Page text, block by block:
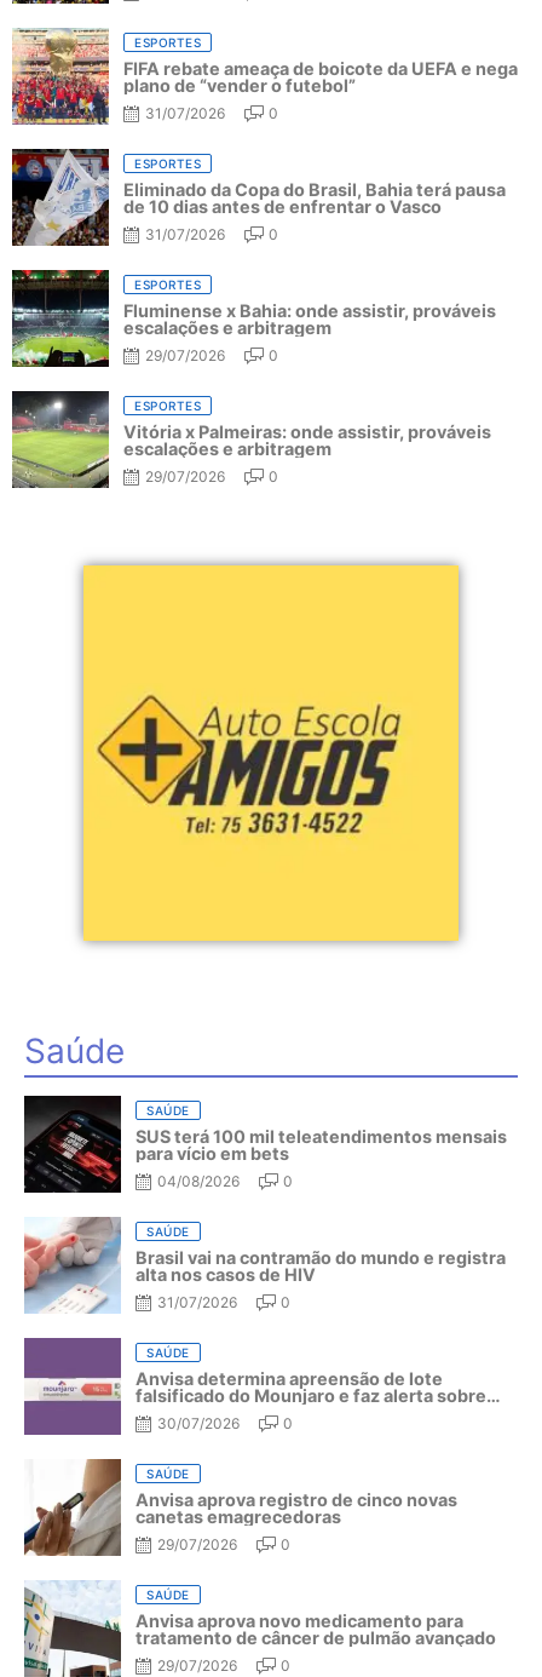
ESPORTES
FIFA rebate ameaça de boicote da UEFA e nega
plano de “vender o futebol”
31/07/2026 0
ESPORTES
Eliminado da Copa do Brasil, Bahia terá pausa
de 10 dias antes de enfrentar o Vasco
31/07/2026 0
ESPORTES
Fluminense x Bahia: onde assistir, prováveis
escalações e arbitragem
29/07/2026 0
ESPORTES
Vitória x Palmeiras: onde assistir, prováveis
escalações e arbitragem
29/07/2026 0
Saúde
SAÚDE
SUS terá 100 mil teleatendimentos mensais
para vício em bets
04/08/2026 0
SAÚDE
Brasil vai na contramão do mundo e registra
alta nos casos de HIV
31/07/2026 0
SAÚDE
Anvisa determina apreensão de lote
falsificado do Mounjaro e faz alerta sobre
riscos do medicamento
30/07/2026 0
SAÚDE
Anvisa aprova registro de cinco novas
canetas emagrecedoras
29/07/2026 0
SAÚDE
Anvisa aprova novo medicamento para
tratamento de câncer de pulmão avançado
29/07/2026 0